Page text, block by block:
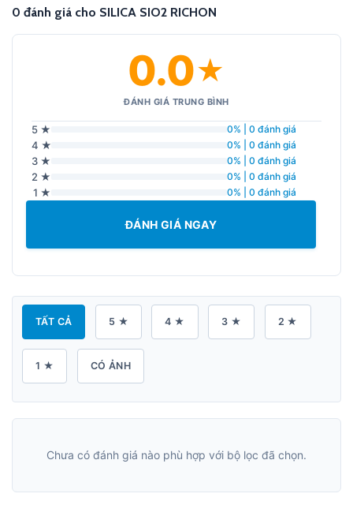
0 đánh giá cho SILICA SIO2 RICHON
0.0★
ĐÁNH GIÁ TRUNG BÌNH
5 ★ 0% | 0 đánh giá
4 ★ 0% | 0 đánh giá
3 ★ 0% | 0 đánh giá
2 ★ 0% | 0 đánh giá
1 ★ 0% | 0 đánh giá
ĐÁNH GIÁ NGAY
TẤT CẢ 5 ★ 4 ★ 3 ★ 2 ★
1 ★ CÓ ẢNH
Chưa có đánh giá nào phù hợp với bộ lọc đã chọn.